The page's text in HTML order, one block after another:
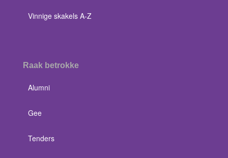
Vinnige skakels A-Z
Raak betrokke
Alumni
Gee
Tenders